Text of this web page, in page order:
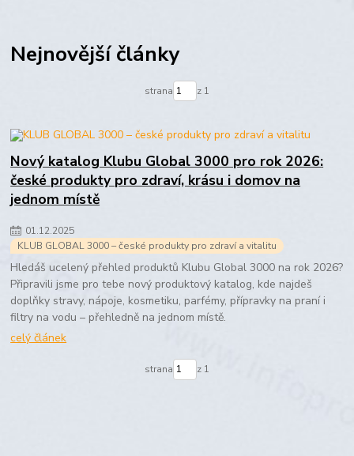
Nejnovější články
strana z 1
Nový katalog Klubu Global 3000 pro rok 2026:
české produkty pro zdraví, krásu i domov na
jednom místě
01.12.2025
KLUB GLOBAL 3000 – české produkty pro zdraví a vitalitu
Hledáš ucelený přehled produktů Klubu Global 3000 na rok 2026?
Připravili jsme pro tebe nový produktový katalog, kde najdeš
doplňky stravy, nápoje, kosmetiku, parfémy, přípravky na praní i
filtry na vodu – přehledně na jednom místě.
celý článek
strana z 1